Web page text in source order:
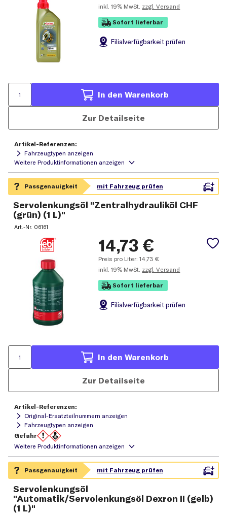
inkl. 19% MwSt. zzgl. Versand
Sofort lieferbar
Filialverfügbarkeit prüfen
In den Warenkorb
Zur Detailseite
Artikel-Referenzen:
Fahrzeugtypen anzeigen
Servolenkungsöl "Zentralhydrauliköl CHF
(grün) (1 L)"
Art.-Nr. 06161
14,73 €
Preis pro Liter:14,73 €
inkl. 19% MwSt. zzgl. Versand
Sofort lieferbar
Filialverfügbarkeit prüfen
In den Warenkorb
Zur Detailseite
Gefahr
Artikel-Referenzen:
Original-Ersatzteilnummern anzeigen
Fahrzeugtypen anzeigen
Servolenkungsöl
"Automatik/Servolenkungsöl Dexron II (gelb)
(1 L)"